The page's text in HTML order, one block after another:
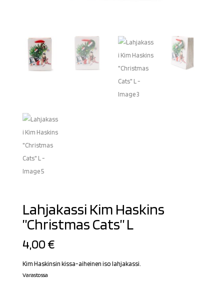
Lahjakassi Kim Haskins
”Christmas Cats” L
4,00€
Kim Haskinsin kissa-aiheinen iso lahjakassi.
Varastossa